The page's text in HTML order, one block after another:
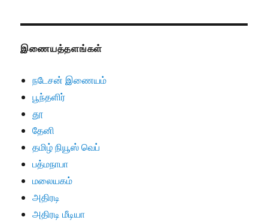
இணையத்தளங்கள்
நடேசன் இணையம்
பூந்தளிர்
தூ
தேனி
தமிழ் நியூஸ் வெப்
பத்மநாபா
மலையகம்
அதிரடி
அதிரடி மீடியா